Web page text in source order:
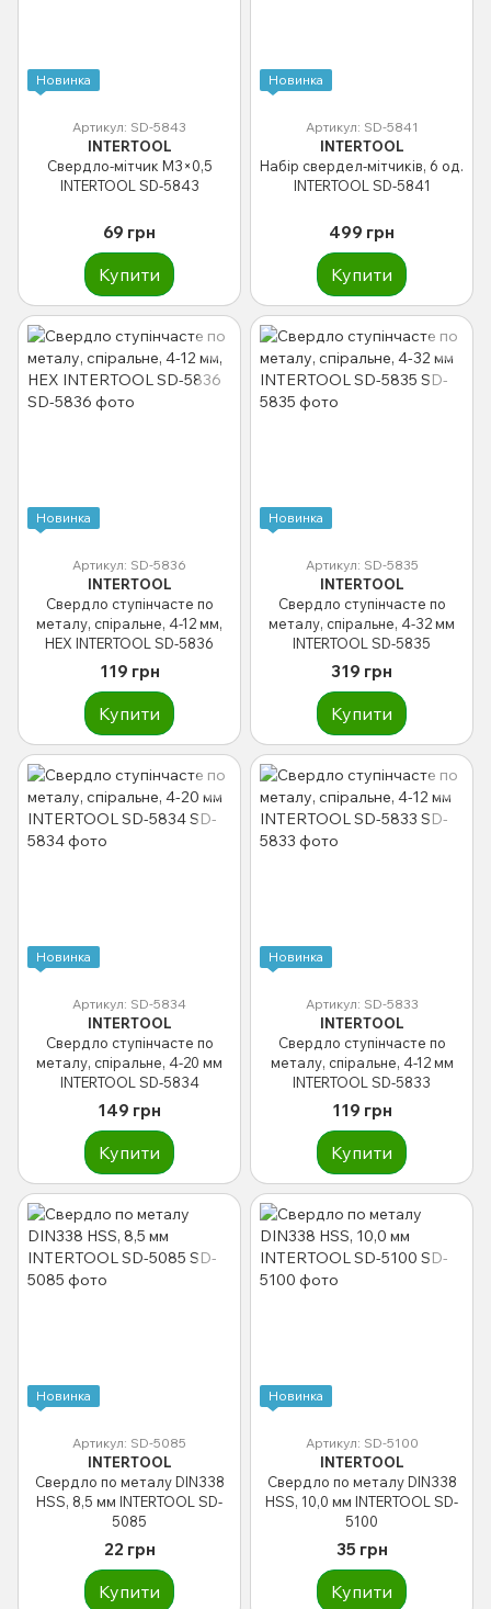
Новинка
Артикул: SD-5843
INTERTOOL
Свердло-мітчик M3×0,5
INTERTOOL SD-5843
69 грн
Купити
Новинка
Артикул: SD-5841
INTERTOOL
Набір свердел-мітчиків, 6 од.
INTERTOOL SD-5841
499 грн
Купити
Новинка
Артикул: SD-5836
INTERTOOL
Свердло ступінчасте по
металу, спіральне, 4-12 мм,
HEX INTERTOOL SD-5836
119 грн
Купити
Новинка
Артикул: SD-5835
INTERTOOL
Свердло ступінчасте по
металу, спіральне, 4-32 мм
INTERTOOL SD-5835
319 грн
Купити
Новинка
Артикул: SD-5834
INTERTOOL
Свердло ступінчасте по
металу, спіральне, 4-20 мм
INTERTOOL SD-5834
149 грн
Купити
Новинка
Артикул: SD-5833
INTERTOOL
Свердло ступінчасте по
металу, спіральне, 4-12 мм
INTERTOOL SD-5833
119 грн
Купити
Новинка
Артикул: SD-5085
INTERTOOL
Свердло по металу DIN338
HSS, 8,5 мм INTERTOOL SD-
5085
22 грн
Купити
Новинка
Артикул: SD-5100
INTERTOOL
Свердло по металу DIN338
HSS, 10,0 мм INTERTOOL SD-
5100
35 грн
Купити